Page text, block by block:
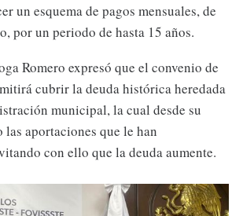
un esquema de pagos mensuales, de
por un periodo de hasta 15 años.
Romero expresó que el convenio de
cubrir la deuda histórica heredada
municipal, la cual desde su
aportaciones que le han
con ello que la deuda aumente.